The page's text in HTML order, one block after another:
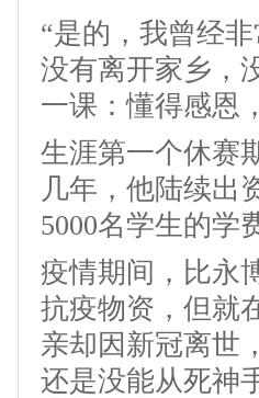
“是的，我曾经
没有离开家乡，
一课：懂得感恩
生涯第一个休赛
几年，他陆续出
5000名学生的学
疫情期间，比永
抗疫物资，但就
亲却因新冠离世
还是没能从死神